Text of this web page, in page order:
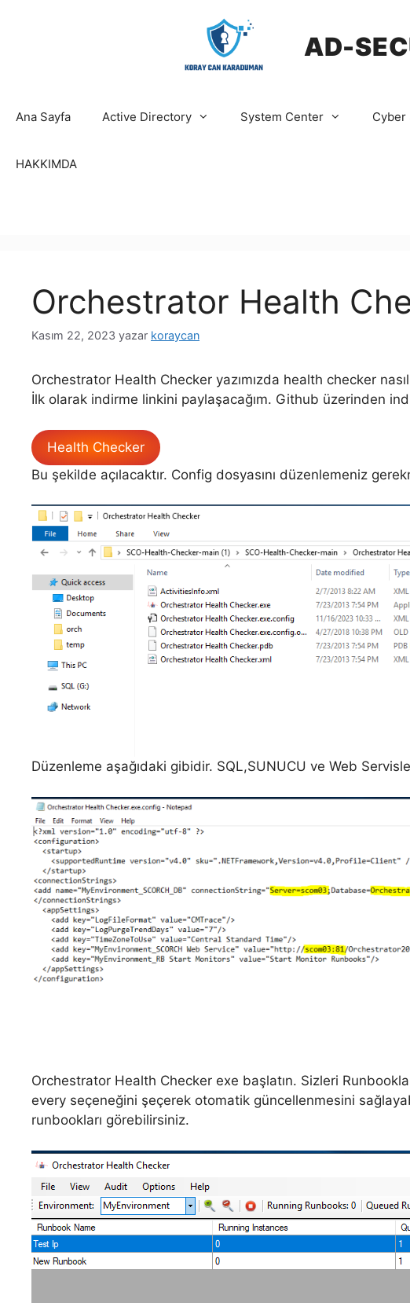
AD-
Ana Sayfa Active Directory System Center Cyber
HAKKIMDA
Orchestrator Health
Kasım 22, 2023 yazar koraycan
Orchestrator Health Checker yazımızda health checker
İlk olarak indirme linkini paylaşacağım. Github üzerinden
Health Checker
Bu şekilde açılacaktır. Config dosyasını düzenlemeniz
Düzenleme aşağıdaki gibidir. SQL,SUNUCU ve Web
Orchestrator Health Checker exe başlatın. Sizleri
every seçeneğini şeçerek otomatik güncellenmesini
runbookları görebilirsiniz.